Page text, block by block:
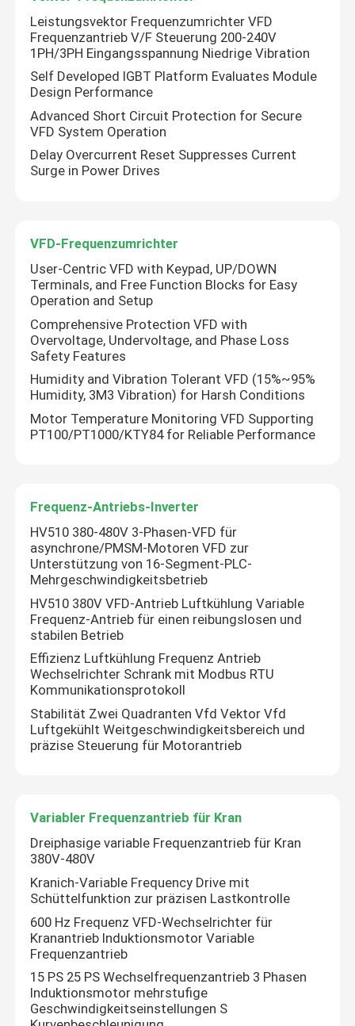
Zu Hause
Produkte
Videos
Leistungsvektor Frequenzumrichter VFD
Frequenzantrieb V/F Steuerung 200-240V
1PH/3PH Eingangsspannung Niedrige Vibration
Self Developed IGBT Platform Evaluates Module
Design Performance
Advanced Short Circuit Protection for Secure
VFD System Operation
Delay Overcurrent Reset Suppresses Current
Surge in Power Drives
VFD-Frequenzumrichter
User-Centric VFD with Keypad, UP/DOWN
Terminals, and Free Function Blocks for Easy
Operation and Setup
Comprehensive Protection VFD with
Overvoltage, Undervoltage, and Phase Loss
Safety Features
Humidity and Vibration Tolerant VFD (15%~95%
Humidity, 3M3 Vibration) for Harsh Conditions
Motor Temperature Monitoring VFD Supporting
PT100/PT1000/KTY84 for Reliable Performance
Frequenz-Antriebs-Inverter
HV510 380-480V 3-Phasen-VFD für
asynchrone/PMSM-Motoren VFD zur
Unterstützung von 16-Segment-PLC-
Mehrgeschwindigkeitsbetrieb
HV510 380V VFD-Antrieb Luftkühlung Variable
Frequenz-Antrieb für einen reibungslosen und
stabilen Betrieb
Effizienz Luftkühlung Frequenz Antrieb
Wechselrichter Schrank mit Modbus RTU
Kommunikationsprotokoll
Stabilität Zwei Quadranten Vfd Vektor Vfd
Luftgekühlt Weitgeschwindigkeitsbereich und
präzise Steuerung für Motorantrieb
Variabler Frequenzantrieb für Kran
Dreiphasige variable Frequenzantrieb für Kran
380V-480V
Kranich-Variable Frequency Drive mit
Schüttelfunktion zur präzisen Lastkontrolle
600 Hz Frequenz VFD-Wechselrichter für
Kranantrieb Induktionsmotor Variable
Frequenzantrieb
15 PS 25 PS Wechselfrequenzantrieb 3 Phasen
Induktionsmotor mehrstufige
Geschwindigkeitseinstellungen S